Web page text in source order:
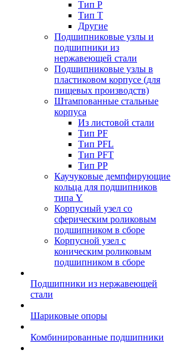
Тип P
Тип T
Другие
Подшипниковые узлы и
подшипники из
нержавеющей стали
Подшипниковые узлы в
пластиковом корпусе (для
пищевых производств)
Штампованные стальные
корпуса
Из листовой стали
Тип PF
Тип PFL
Тип PFT
Тип PP
Каучуковые демпфирующие
кольца для подшипников
типа Y
Корпусный узел со
сферическим роликовым
подшипником в сборе
Корпусной узел с
коническим роликовым
подшипником в сборе
Подшипники из нержавеющей
стали
Шариковые опоры
Комбинированные подшипники